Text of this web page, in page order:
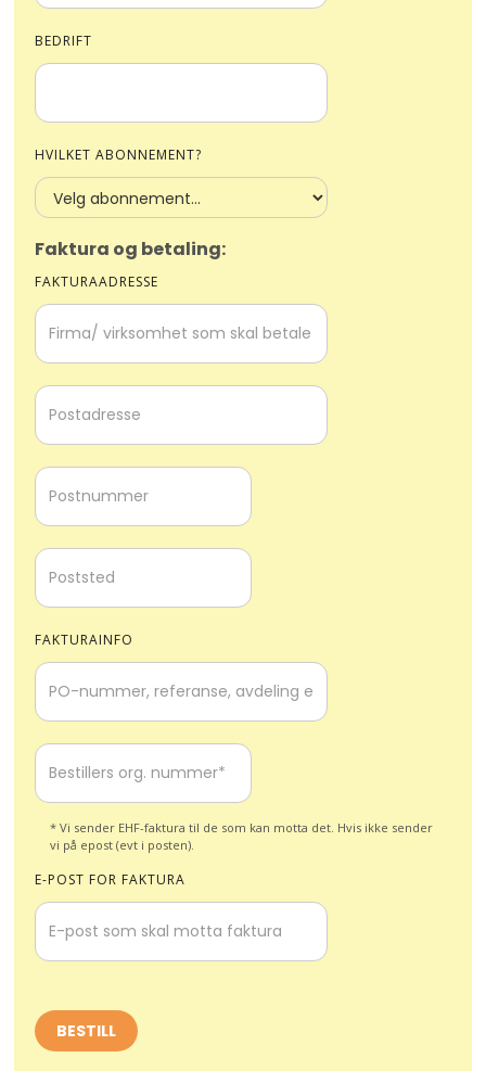
BEDRIFT
HVILKET ABONNEMENT?
Faktura og betaling:
FAKTURAADRESSE
FAKTURAINFO
* Vi sender EHF-faktura til de som kan motta det. Hvis ikke sender
vi på epost (evt i posten).
E-POST FOR FAKTURA